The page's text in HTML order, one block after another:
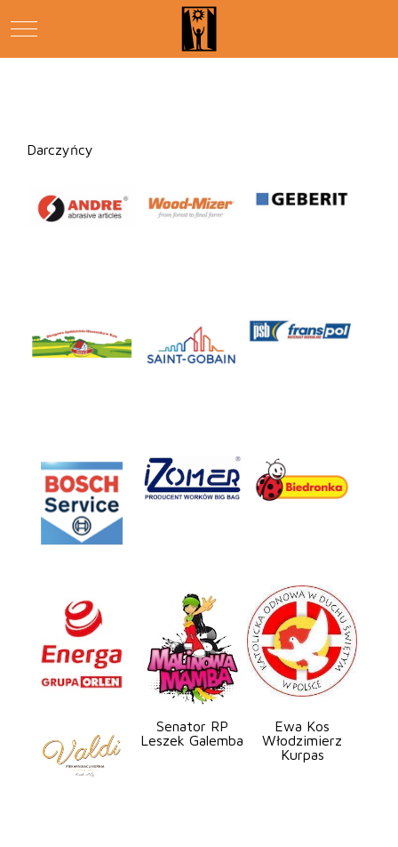
Mobile Menu Toggle
Darczyńcy
Senator RP
Leszek Galemba
Ewa Kos
Włodzimierz
Kurpas